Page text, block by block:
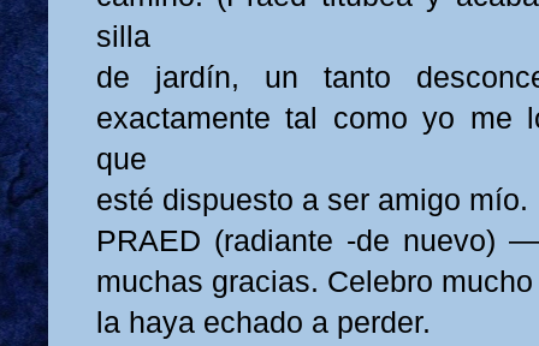
silla
de jardín, un tanto
exactamente tal como yo me
que
esté dispuesto a ser amigo mío.
PRAED (radiante -de nuevo)
muchas gracias. Celebro
la haya echado a perder.